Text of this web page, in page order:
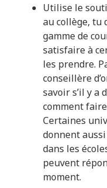
Utilise le
au collège, tu
gamme de
satisfaire à
les prendre.
conseillère
savoir s’il y a
comment
Certaines
donnent
dans les
peuvent
moment.